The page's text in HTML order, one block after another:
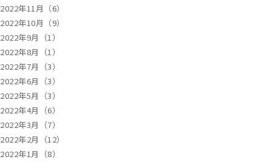
2022年11月（6）
2022年10月（9）
2022年9月（1）
2022年8月（1）
2022年7月（3）
2022年6月（3）
2022年5月（3）
2022年4月（6）
2022年3月（7）
2022年2月（12）
2022年1月（8）